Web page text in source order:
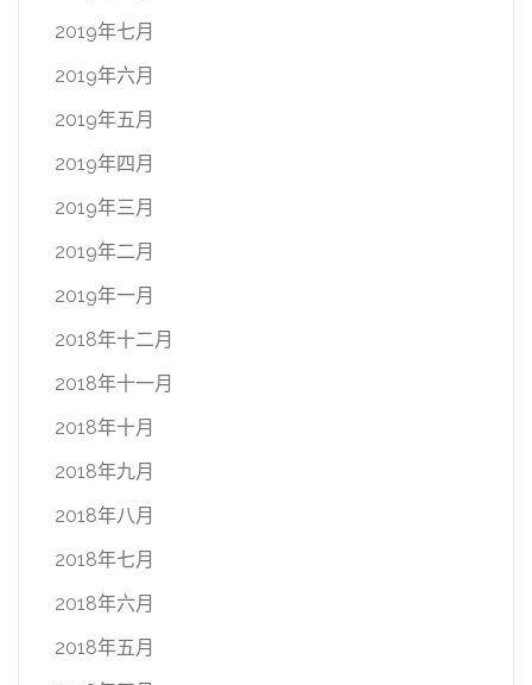
2019年七月
2019年六月
2019年五月
2019年四月
2019年三月
2019年二月
2019年一月
2018年十二月
2018年十一月
2018年十月
2018年九月
2018年八月
2018年七月
2018年六月
2018年五月